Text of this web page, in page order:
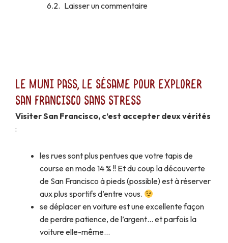
Laisser un commentaire
Le Muni Pass, le sésame pour explorer
San Francisco sans stress
Visiter San Francisco, c’est accepter deux vérités
:
les rues sont plus pentues que votre tapis de
course en mode 14 % !! Et du coup la découverte
de San Francisco à pieds (possible) est à réserver
aux plus sportifs d’entre vous.
se déplacer en voiture est une excellente façon
de perdre patience, de l’argent… et parfois la
voiture elle-même…